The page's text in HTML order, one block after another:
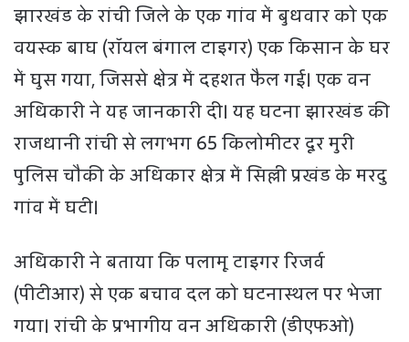
झारखंड के रांची जिले के एक गांव में बुधवार को एक
वयस्क बाघ (रॉयल बंगाल टाइगर) एक किसान के घर
में घुस गया, जिससे क्षेत्र में दहशत फैल गई। एक वन
अधिकारी ने यह जानकारी दी। यह घटना झारखंड की
राजधानी रांची से लगभग 65 किलोमीटर दूर मुरी
पुलिस चौकी के अधिकार क्षेत्र में सिल्ली प्रखंड के मरदु
गांव में घटी।
अधिकारी ने बताया कि पलामू टाइगर रिजर्व
(पीटीआर) से एक बचाव दल को घटनास्थल पर भेजा
गया। रांची के प्रभागीय वन अधिकारी (डीएफओ)